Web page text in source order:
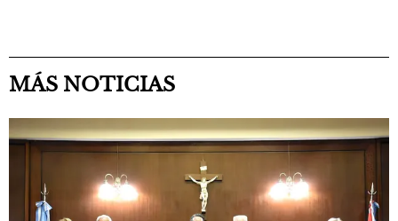
MÁS NOTICIAS